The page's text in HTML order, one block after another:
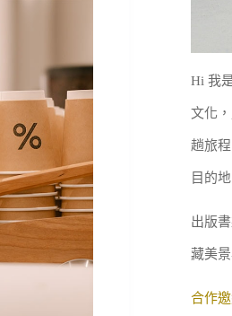
Hi 我
文化
趟旅
目的地
出版
藏美景
合作邀